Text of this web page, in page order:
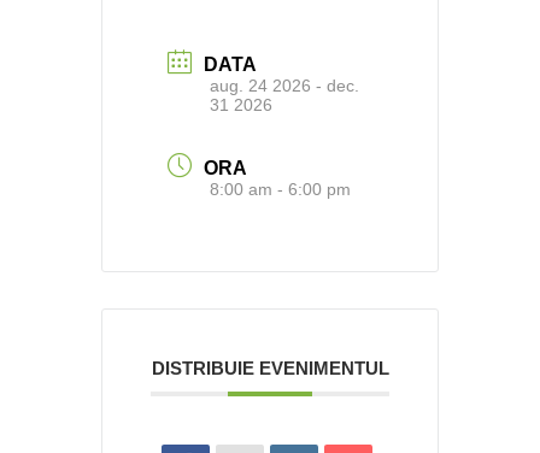
DATA
aug. 24 2026 - dec.
31 2026
ORA
8:00 am - 6:00 pm
DISTRIBUIE EVENIMENTUL